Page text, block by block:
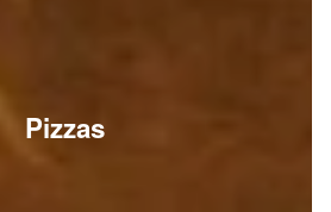
Pizzas